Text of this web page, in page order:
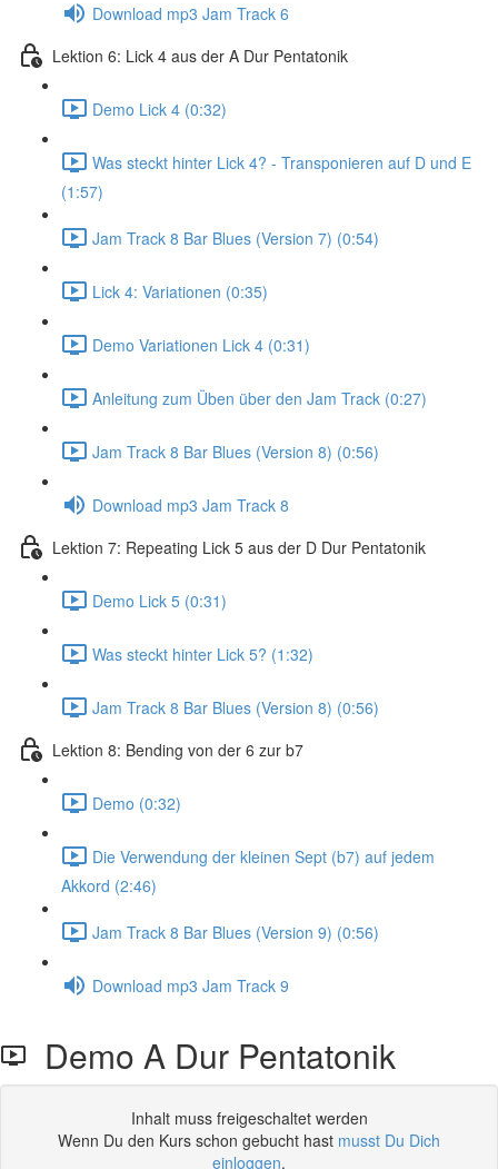
Download mp3 Jam Track 6
Lektion 6: Lick 4 aus der A Dur Pentatonik
Demo Lick 4 (0:32)
Was steckt hinter Lick 4? - Transponieren auf D und E
(1:57)
Jam Track 8 Bar Blues (Version 7) (0:54)
Lick 4: Variationen (0:35)
Demo Variationen Lick 4 (0:31)
Anleitung zum Üben über den Jam Track (0:27)
Jam Track 8 Bar Blues (Version 8) (0:56)
Download mp3 Jam Track 8
Lektion 7: Repeating Lick 5 aus der D Dur Pentatonik
Demo Lick 5 (0:31)
Was steckt hinter Lick 5? (1:32)
Jam Track 8 Bar Blues (Version 8) (0:56)
Lektion 8: Bending von der 6 zur b7
Demo (0:32)
Die Verwendung der kleinen Sept (b7) auf jedem
Akkord (2:46)
Jam Track 8 Bar Blues (Version 9) (0:56)
Download mp3 Jam Track 9
Demo A Dur Pentatonik
Inhalt muss freigeschaltet werden
Wenn Du den Kurs schon gebucht hast musst Du Dich
einloggen.